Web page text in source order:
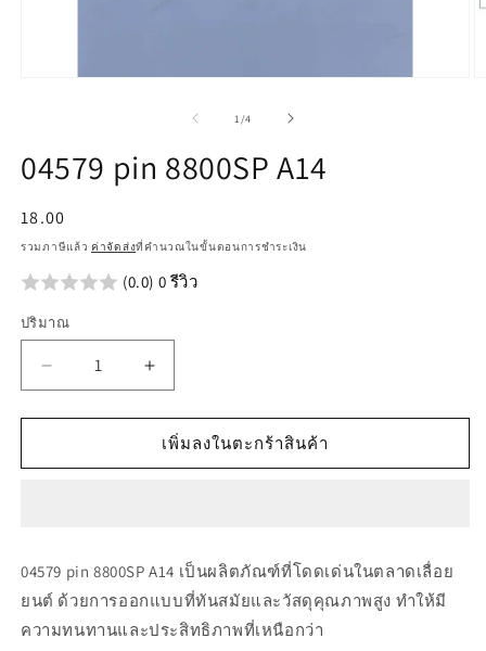
โม
1 /จาก
4
04579 pin 8800SP A14
ราคา
ปกติ
18.00
รวมภาษีแล้ว ค่าจัดส่งที่คำนวณในขั้นตอนการชำระเงิน
(0.0) 0 รีวิว
ปริมาณ
04579
สำหรับ
04579
เพิ่มลงในตะกร้าสินค้า
04579 pin 8800SP A14 เป็นผลิตภัณฑ์ที่โดดเด่นในตลาดเลื่อย
ยนต์ ด้วยการออกแบบที่ทันสมัยและวัสดุคุณภาพสูง ทำให้มี
ความทนทานและประสิทธิภาพที่เหนือกว่า